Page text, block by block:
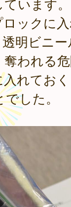
ックに
明ビニ
われる
れてお
した。